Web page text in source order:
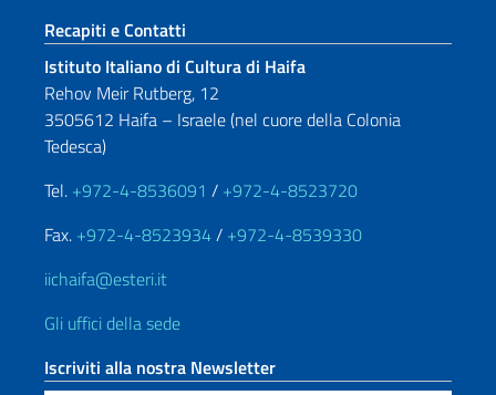
Sezione footer
Recapiti e Contatti
Istituto Italiano di Cultura di Haifa
Rehov Meir Rutberg, 12
3505612 Haifa – Israele (nel cuore della Colonia
Tedesca)
Tel. +972-4-8536091 / +972-4-8523720
Fax. +972-4-8523934/ +972-4-8539330
iichaifa@esteri.it
Gli uffici della sede
Iscriviti alla nostra Newsletter